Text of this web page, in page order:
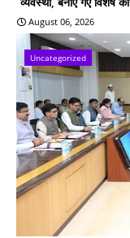
August 06, 2026
Uncategorized